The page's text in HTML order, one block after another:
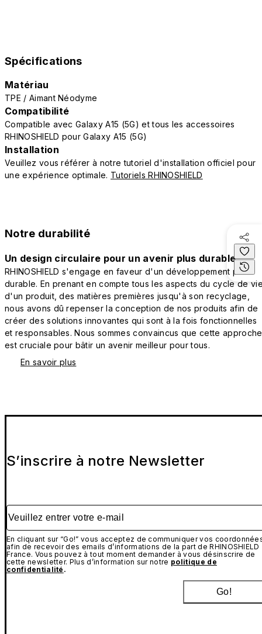
Spécifications
Matériau
TPE / Aimant Néodyme
Compatibilité
Compatible avec Galaxy A15 (5G) et tous les accessoires
RHINOSHIELD pour Galaxy A15 (5G)
Installation
Veuillez vous référer à notre tutoriel d'installation officiel pour
une expérience optimale. Tutoriels RHINOSHIELD
Notre durabilité
Un design circulaire pour un avenir plus durable
RHINOSHIELD s'engage en faveur d'un développement plus
durable. En prenant en compte tous les aspects du cycle de
d'un produit, des matières premières jusqu'à son recyclage,
nous avons dû repenser la conception de nos produits afin de
créer des solutions innovantes qui sont à la fois fonctionnelles
et responsables. Nous sommes convaincus que cette approche
est cruciale pour bâtir un avenir meilleur pour tous.
En savoir plus
S’inscrire à notre Newsletter
Veuillez entrer votre e-mail
En cliquant sur “Go!” vous acceptez de communiquer vos
afin de recevoir des emails d’informations de la part de RHINOSHIELD
France. Vous pouvez à tout moment demander à vous désinscrire de
cette newsletter. Plus d’information sur notre politique de
confidentialité .
Go!